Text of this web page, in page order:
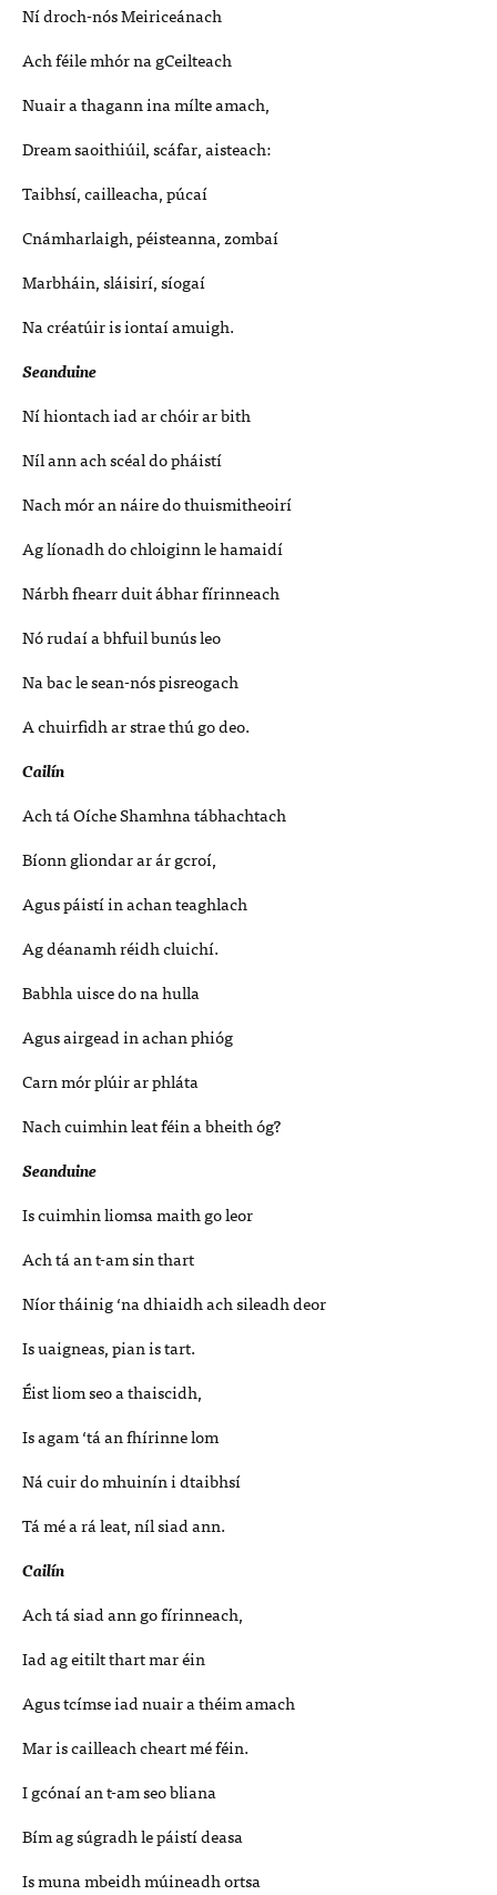
Ní droch-nós Meiriceánach
Ach féile mhór na gCeilteach
Nuair a thagann ina mílte amach,
Dream saoithiúil, scáfar, aisteach:
Taibhsí, cailleacha, púcaí
Cnámharlaigh, péisteanna, zombaí
Marbháin, sláisirí, síogaí
Na créatúir is iontaí amuigh.
Seanduine
Ní hiontach iad ar chóir ar bith
Níl ann ach scéal do pháistí
Nach mór an náire do thuismitheoirí
Ag líonadh do chloiginn le hamaidí
Nárbh fhearr duit ábhar fírinneach
Nó rudaí a bhfuil bunús leo
Na bac le sean-nós pisreogach
A chuirfidh ar strae thú go deo.
Cailín
Ach tá Oíche Shamhna tábhachtach
Bíonn gliondar ar ár gcroí,
Agus páistí in achan teaghlach
Ag déanamh réidh cluichí.
Babhla uisce do na hulla
Agus airgead in achan phióg
Carn mór plúir ar phláta
Nach cuimhin leat féin a bheith óg?
Seanduine
Is cuimhin liomsa maith go leor
Ach tá an t-am sin thart
Níor tháinig ‘na dhiaidh ach sileadh deor
Is uaigneas, pian is tart.
Éist liom seo a thaiscidh,
Is agam ‘tá an fhírinne lom
Ná cuir do mhuinín i dtaibhsí
Tá mé a rá leat, níl siad ann.
Cailín
Ach tá siad ann go fírinneach,
Iad ag eitilt thart mar éin
Agus tcímse iad nuair a théim amach
Mar is cailleach cheart mé féin.
I gcónaí an t-am seo bliana
Bím ag súgradh le páistí deasa
Is muna mbeidh múineadh ortsa